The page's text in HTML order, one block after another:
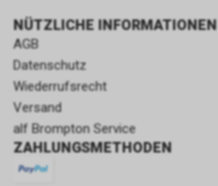
NÜTZLICHE INFORMATIONEN
AGB
Datenschutz
Wiederrufsrecht
Versand
alf Brompton Service
ZAHLUNGSMETHODEN